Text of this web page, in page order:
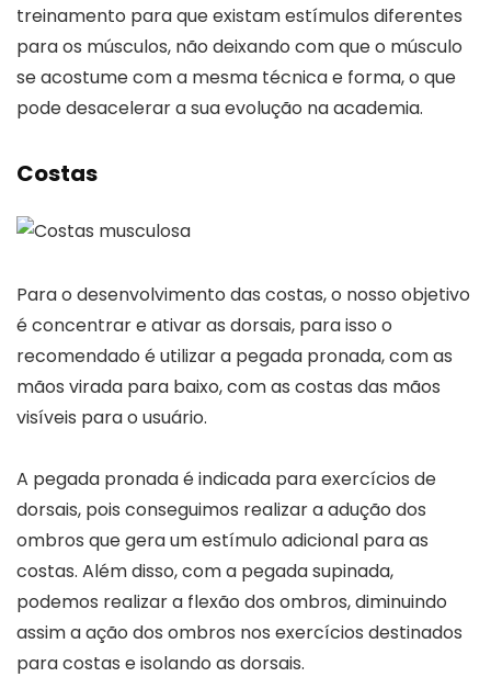
treinamento para que existam estímulos diferentes
para os músculos, não deixando com que o músculo
se acostume com a mesma técnica e forma, o que
pode desacelerar a sua evolução na academia.
Costas
Para o desenvolvimento das costas, o nosso objetivo
é concentrar e ativar as dorsais, para isso o
recomendado é utilizar a pegada pronada, com as
mãos virada para baixo, com as costas das mãos
visíveis para o usuário.
A pegada pronada é indicada para exercícios de
dorsais, pois conseguimos realizar a adução dos
ombros que gera um estímulo adicional para as
costas. Além disso, com a pegada supinada,
podemos realizar a flexão dos ombros, diminuindo
assim a ação dos ombros nos exercícios destinados
para costas e isolando as dorsais.